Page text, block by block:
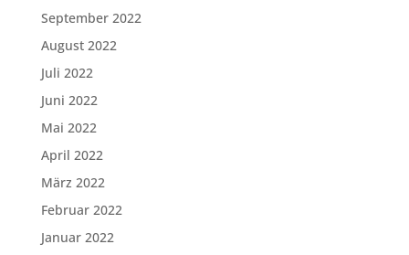
September 2022
August 2022
Juli 2022
Juni 2022
Mai 2022
April 2022
März 2022
Februar 2022
Januar 2022